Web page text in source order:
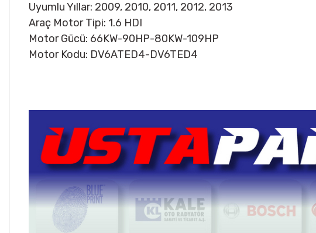
Uyumlu Yıllar: 2009, 2010, 2011, 2012, 2013
Araç Motor Tipi: 1.6 HDI
Motor Gücü: 66KW-90HP-80KW-109HP
Motor Kodu: DV6ATED4-DV6TED4